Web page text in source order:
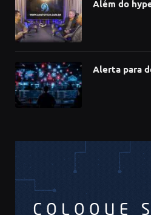
Além do
Alerta para